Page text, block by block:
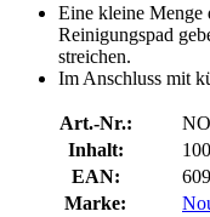
Eine kleine Menge
Reinigungspad
streichen.
Im Anschluss mit
Art.-Nr.:
Inhalt:
EAN:
Marke: